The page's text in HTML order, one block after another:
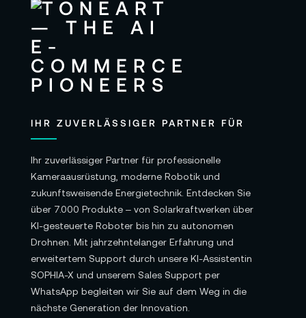
IHR ZUVERLÄSSIGER PARTNER FÜR
Ihr zuverlässiger Partner für professionelle
Kameraausrüstung, moderne Robotik und
zukunftsweisende Energietechnik. Entdecken Sie
über 7.000 Produkte – von Solarkraftwerken über
KI-gesteuerte Roboter bis hin zu autonomen
Drohnen. Mit jahrzehntelanger Erfahrung und
erweitertem Support durch unsere KI-Assistentin
SOPHIA-X und unserem Sales Support per
WhatsApp begleiten wir Sie auf dem Weg in die
nächste Generation der Innovation.